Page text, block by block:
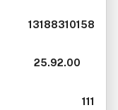
13188310158
25.92.00
111